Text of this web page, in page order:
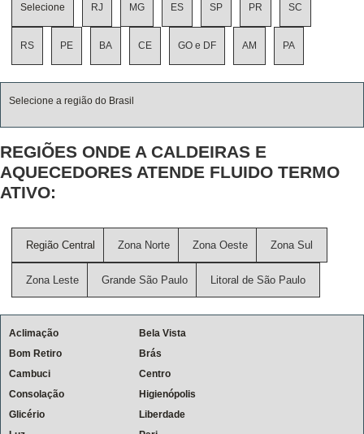
Selecione RJ MG ES SP PR SC
RS PE BA CE GO e DF AM PA
Selecione a região do Brasil
REGIÕES ONDE A CALDEIRAS E
AQUECEDORES ATENDE FLUIDO TERMO
ATIVO:
Região Central Zona Norte Zona Oeste Zona Sul
Zona Leste Grande São Paulo Litoral de São Paulo
Aclimação
Bela Vista
Bom Retiro
Brás
Cambuci
Centro
Consolação
Higienópolis
Glicério
Liberdade